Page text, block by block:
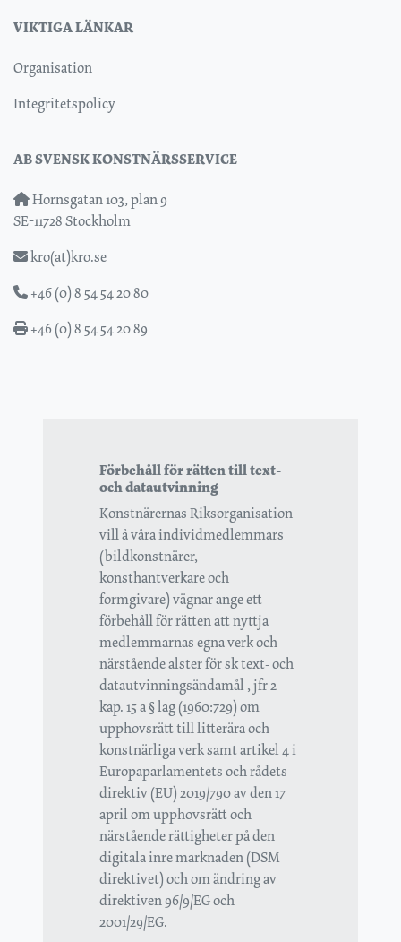
VIKTIGA LÄNKAR
Organisation
Integritetspolicy
AB SVENSK KONSTNÄRSSERVICE
Hornsgatan 103, plan 9
SE-11728 Stockholm
kro(at)kro.se
+46 (0) 8 54 54 20 80
+46 (0) 8 54 54 20 89
Förbehåll för rätten till text-
och datautvinning
Konstnärernas Riksorganisation
vill å våra individmedlemmars
(bildkonstnärer,
konsthantverkare och
formgivare) vägnar ange ett
förbehåll för rätten att nyttja
medlemmarnas egna verk och
närstående alster för sk text- och
datautvinningsändamål , jfr 2
kap. 15 a § lag (1960:729) om
upphovsrätt till litterära och
konstnärliga verk samt artikel 4 i
Europaparlamentets och rådets
direktiv (EU) 2019/790 av den 17
april om upphovsrätt och
närstående rättigheter på den
digitala inre marknaden (DSM
direktivet) och om ändring av
direktiven 96/9/EG och
2001/29/EG.